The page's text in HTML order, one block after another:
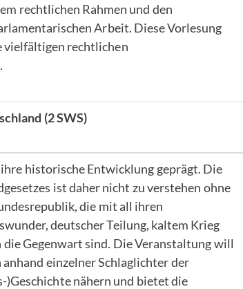
rechtlichen Rahmen und den
Arbeit. Diese Vorlesung
vielfältigen rechtlichen
(2 SWS)
historische Entwicklung geprägt. Die
ist daher nicht zu verstehen ohne
die mit all ihren
deutscher Teilung, kaltem Krieg
die Gegenwart sind. Die Veranstaltung will
einzelner Schlaglichter der
)Geschichte nähern und bietet die